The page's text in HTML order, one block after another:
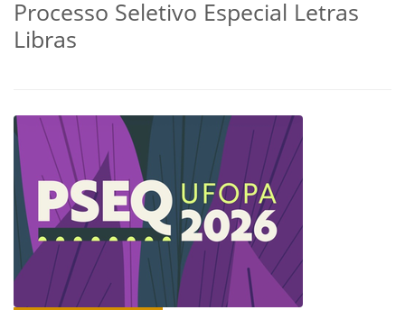
Processo Seletivo Especial Letras
Libras